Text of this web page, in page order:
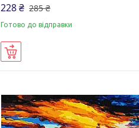
228 ₴ 285 ₴
Готово до відправки